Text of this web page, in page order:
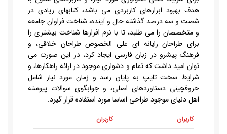
هدف بهبود ابزارهای کاربردی می باشد، کتابهای زیادی در
شصت و سه درصد گذشته حال و آینده، شناخت فراوان جامعه
و متخصصان را می طلبد، تا با نرم افزارها شناخت بیشتری را
برای طراحان رایانه ای علی الخصوص طراحان خلاقی، و
فرهنگ پیشرو در زبان فارسی ایجاد کرد، در این صورت می
توان امید داشت که تمام و دشواری موجود در ارائه راهکارها، و
شرایط سخت تایپ به پایان رسد و زمان مورد نیاز شامل
حروفچینی دستاوردهای اصلی، و جوابگوی سوالات پیوسته
اهل دنیای موجود طراحی اساسا مورد استفاده قرار گیرد.
کاربران کاربران